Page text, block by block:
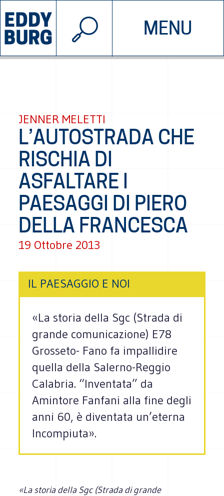
MENU
INIZIATIVE CHI SIAMO
© 2026 EDDYBURG
JENNER MELETTI
L’AUTOSTRADA CHE
RISCHIA DI
ASFALTARE I
PAESAGGI DI PIERO
DELLA FRANCESCA
19 Ottobre 2013
IL PAESAGGIO E NOI
«La storia della Sgc (Strada di
grande comunicazione) E78
Grosseto- Fano fa impallidire
quella della Salerno-Reggio
Calabria. “Inventata” da
Amintore Fanfani alla fine degli
anni 60, è diventata un’eterna
Incompiuta».
«La storia della Sgc (Strada di grande